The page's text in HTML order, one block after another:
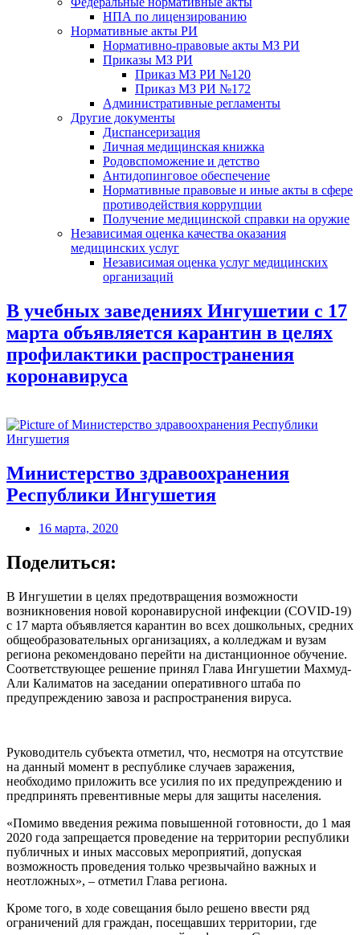
НПА по лицензированию
Нормативные акты РИ
Нормативно-правовые акты МЗ РИ
Приказы МЗ РИ
Приказ МЗ РИ №120
Приказ МЗ РИ №172
Административные регламенты
Другие документы
Диспансеризация
Личная медицинская книжка
Родовспоможение и детство
Антидопинговое обеспечение
Нормативные правовые и иные акты в сфере
противодействия коррупции
Получение медицинской справки на оружие
Независимая оценка качества оказания
медицинских услуг
Независимая оценка услуг медицинскиx
организаций
В учебных заведениях Ингушетии с 17
марта объявляется карантин в целях
профилактики распространения
коронавируса
Министерство здравоохранения
Республики Ингушетия
16 марта, 2020
Поделиться:
В Ингушетии в целях предотвращения возможности
возникновения новой коронавирусной инфекции (COVID-19)
с 17 марта объявляется карантин во всех дошкольных, средних
общеобразовательных организациях, а колледжам и вузам
региона рекомендовано перейти на дистанционное обучение.
Соответствующее решение принял Глава Ингушетии Махмуд-
Али Калиматов на заседании оперативного штаба по
предупреждению завоза и распространения вируса.
Руководитель субъекта отметил, что, несмотря на отсутствие
на данный момент в республике случаев заражения,
необходимо приложить все усилия по их предупреждению и
предпринять превентивные меры для защиты населения.
«Помимо введения режима повышенной готовности, до 1 мая
2020 года запрещается проведение на территории республики
публичных и иных массовых мероприятий, допуская
возможность проведения только чрезвычайно важных и
неотложных», – отметил Глава региона.
Кроме того, в ходе совещания было решено ввести ряд
ограничений для граждан, посещавших территории, где